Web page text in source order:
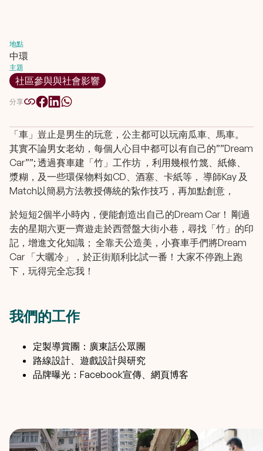
「車」豈止是男生的玩意，公主都可以玩南瓜車、馬車。
其實不論男女老幼，每個人心目中都可以有自己的””Dream
Car””; 透過賽車建「竹」工作坊 ，利用幾根竹篾、紙條、
漿糊，及一些環保物料如CD、酒塞、卡紙等， 導師Kay 及
Match以簡易方法教授傳統的紥作技巧，再加點創意，
於短短2個半小時內，便能創造出自己的Dream Car！ 剛過
去的星期六更一齊遊走於西營盤大街小巷，尋找「竹」的印
記，增進文化知識； 全靠天公造美，小賽車手們將Dream
Car 「大曬冷」，於正街順利比試一番！大家不停跑上跑
下，玩得完全忘我！
我們的工作
定製導賞團：廣東話公眾團
路線設計、遊戲設計與研究
品牌曝光：Facebook宣傳、網頁博客
地點
中環
主題
社區參與與社會影響
分享